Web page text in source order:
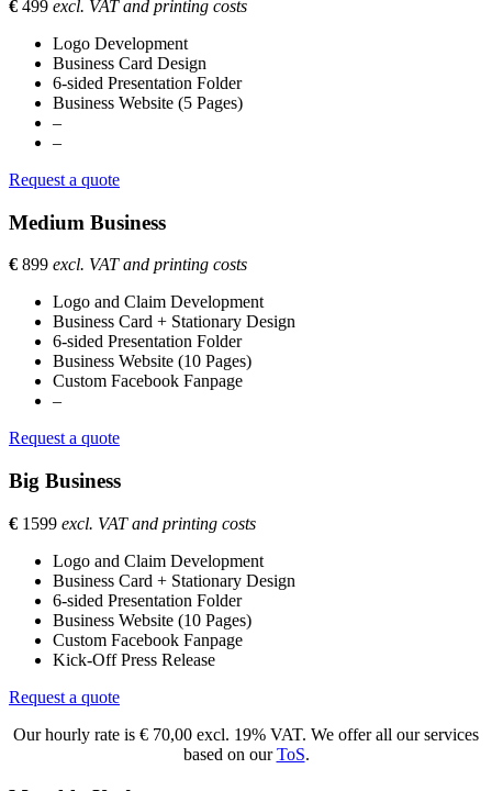
€ 499 excl. VAT and printing costs
Logo Development
Business Card Design
6-sided Presentation Folder
Business Website (5 Pages)
–
–
Request a quote
Medium Business
€ 899 excl. VAT and printing costs
Logo and Claim Development
Business Card + Stationary Design
6-sided Presentation Folder
Business Website (10 Pages)
Custom Facebook Fanpage
–
Request a quote
Big Business
€ 1599 excl. VAT and printing costs
Logo and Claim Development
Business Card + Stationary Design
6-sided Presentation Folder
Business Website (10 Pages)
Custom Facebook Fanpage
Kick-Off Press Release
Request a quote
Our hourly rate is € 70,00 excl. 19% VAT. We offer all our services
based on ourToS.